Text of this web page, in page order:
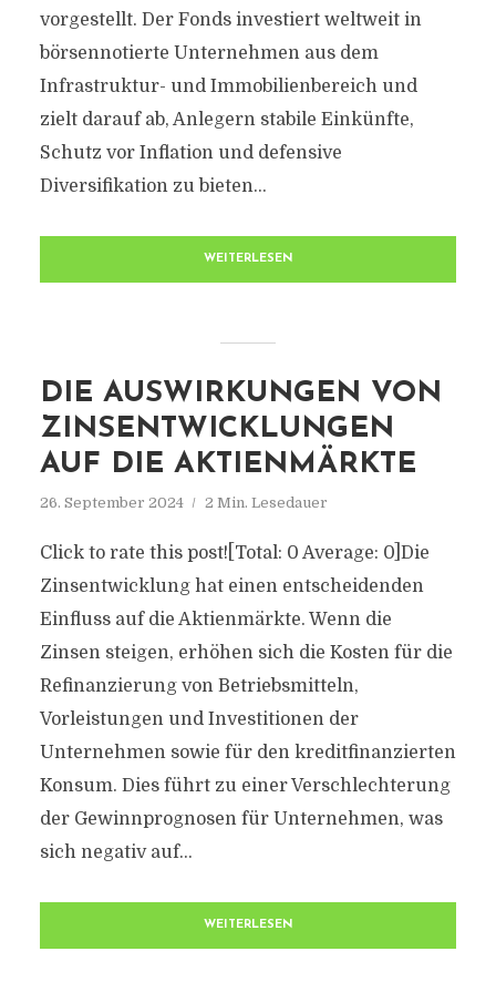
vorgestellt. Der Fonds investiert weltweit in
börsennotierte Unternehmen aus dem
Infrastruktur- und Immobilienbereich und
zielt darauf ab, Anlegern stabile Einkünfte,
Schutz vor Inflation und defensive
Diversifikation zu bieten...
WEITERLESEN
DIE AUSWIRKUNGEN VON
ZINSENTWICKLUNGEN
AUF DIE AKTIENMÄRKTE
26. September 2024 2 Min. Lesedauer
Click to rate this post![Total: 0 Average: 0]Die
Zinsentwicklung hat einen entscheidenden
Einfluss auf die Aktienmärkte. Wenn die
Zinsen steigen, erhöhen sich die Kosten für die
Refinanzierung von Betriebsmitteln,
Vorleistungen und Investitionen der
Unternehmen sowie für den kreditfinanzierten
Konsum. Dies führt zu einer Verschlechterung
der Gewinnprognosen für Unternehmen, was
sich negativ auf...
WEITERLESEN